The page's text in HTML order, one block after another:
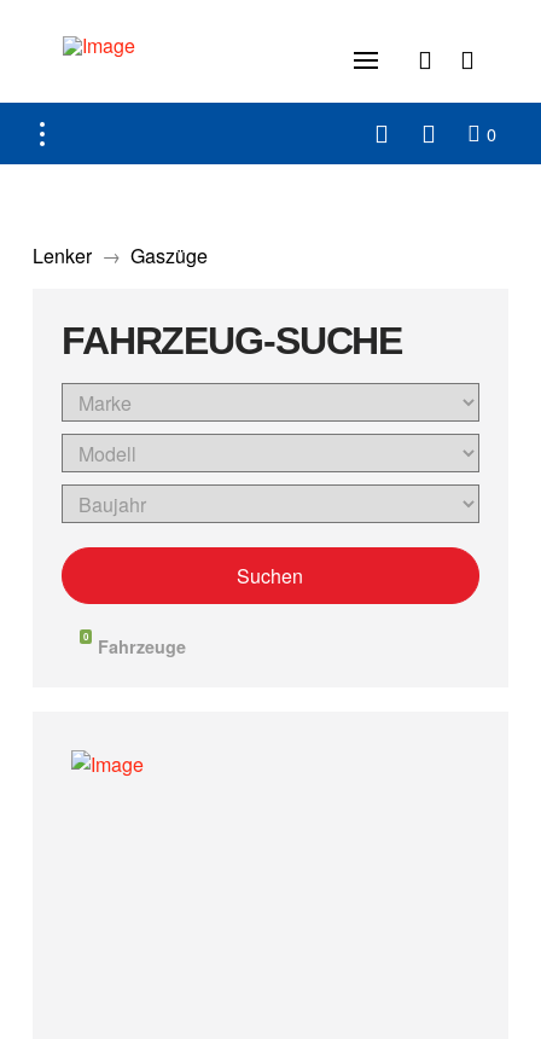
0
Lenker → Gaszüge
FAHRZEUG-SUCHE
0 Fahrzeuge